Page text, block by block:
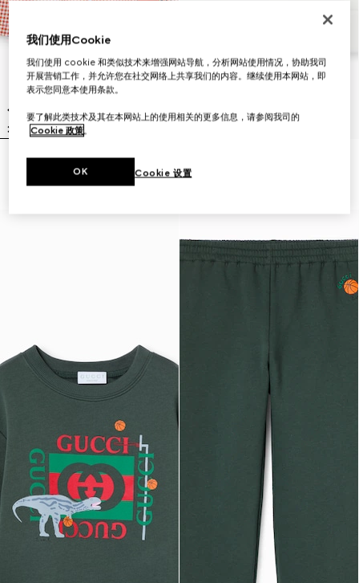
我们使用Cookie
我们使用 cookie 和类似技术来增强网站导航，分析网站使用情况，协助我司
开展营销工作，并允许您在社交网络上共享我们的内容。继续使用本网站，即
表示您同意本使用条款。
要了解此类技术及其在本网站上的使用相关的更多信息，请参阅我司的
Cookie 政策。
Cookie 设置
OK